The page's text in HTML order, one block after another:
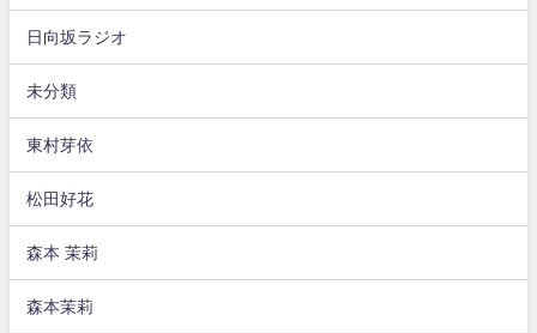
日向坂ラジオ
未分類
東村芽依
松田好花
森本 茉莉
森本茉莉